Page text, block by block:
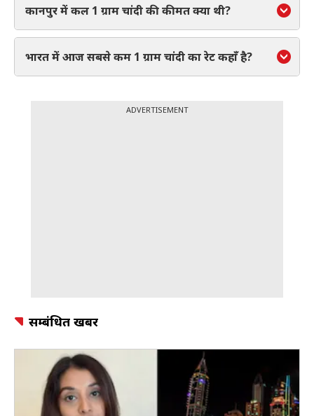
कानपुर में कल 1 ग्राम चांदी की कीमत क्या थी?
भारत में आज सबसे कम 1 ग्राम चांदी का रेट कहाँ है?
ADVERTISEMENT
सम्बंधित खबर